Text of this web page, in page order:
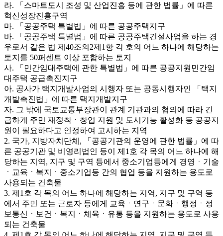
라. 「스마트도시 조성 및 산업진흥 등에 관한 법률」에 따른
혁신성장진흥구역
마. 「공공주택 특별법」에 따른 공공주택지구
바. 「공공주택 특별법」에 따른 공공주택건설사업을 하는 경
우로서 같은 법 제40조의2제1항 각 호의 어느 하나에 해당하는
토지를 50퍼센트 이상 포함하는 토지
사. 「민간임대주택에 관한 특별법」에 따른 공공지원민간임
대주택 공급촉진지구
아. 공사가 택지개발사업의 시행자 또는 공동시행자인 「택지
개발촉진법」에 따른 택지개발지구
자. 그 밖에 국토교통부장관이 관계 기관과의 협의에 따라 긴
급하게 주민 재정착ㆍ창업 지원 및 도시기능 활성화 등 공공지
원이 필요하다고 인정하여 고시하는 지역
2. 국가, 지방자치단체, 「공공기관의 운영에 관한 법률」에 따
른 공공기관 및 비영리법인 등이 제1호 각 목의 어느 하나에 해
당하는 지역, 지구 및 구역 등에서 중소기업등에게 경영ㆍ기술
ㆍ교육ㆍ복지ㆍ중소기업등 간의 협업 등을 지원하는 용도로
사용되는 건축물
3. 제1호 각 목의 어느 하나에 해당하는 지역, 지구 및 구역 등
에서 주민 또는 근로자 등에게 교육ㆍ연구ㆍ문화ㆍ행정ㆍ정
보통신ㆍ보건ㆍ복지ㆍ체육ㆍ유통 등을 지원하는 용도로 사용
되는 건축물